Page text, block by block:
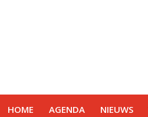
HOME AGENDA NIEUWS